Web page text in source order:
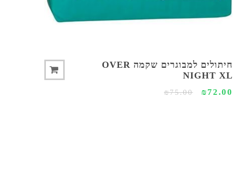
חיתולים למבוגרים שקמה OVER
NIGHT XL
₪72.00
₪75.00